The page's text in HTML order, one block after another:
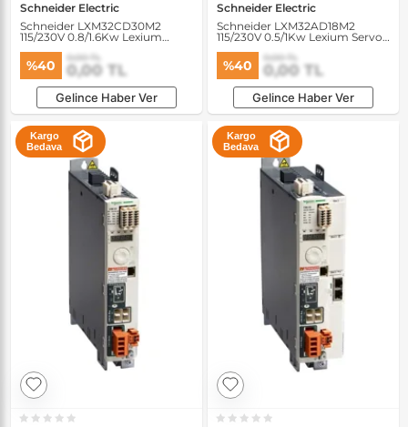
Schneider Electric
Schneider LXM32CD30M2
115/230V 0.8/1.6Kw Lexium
%40 0,00 TL
0,00 TL
Gelince Haber Ver
Schneider Electric
Schneider LXM32AD18M2
115/230V 0.5/1Kw Lexium Servo
%40 0,00 TL
0,00 TL
Gelince Haber Ver
Kargo
Bedava
Kargo
Bedava